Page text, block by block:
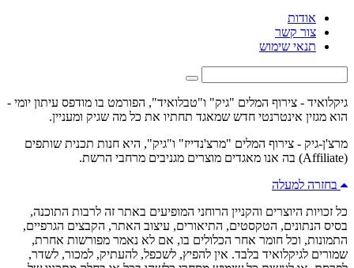
אודות
צור קשר
תנאי שימוש
גיקלואיד - צירוף המלים "גיק" ו"טבלואיד", הפורמט בו מודפס עיתון יומי -
הוא מגזין אינטרנטי חדש שמאגד תחתיו את כל מה שגיק ומעניין.
מרצ'ן-גיק - צירוף המלים "מרצ'נדייז" ו"גיק", היא חנות תכנית שותפים
(Affiliate) בה אנו מאגדים מוצרים מגניבים מרחבי הרשת.
בחזרה למעלה
כל זכויות היוצרים והקניין הרוחני המופיעים באתר זה לרבות התוכנה,
בסיס הנתונים, הטקסטים, התיאורים, עיצוב האתר, הקבצים הגרפיים,
התמונות, וכל חומר אחר הכלולים בו, אם לא נאמר מפורשות אחרת,
שמורים לגיקלואיד בלבד. אין להפיץ, לשכפל, להעתיק, למכור, לשדר,